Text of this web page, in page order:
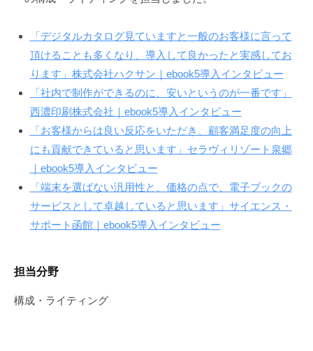
「デジタルカタログ見ていますと一般のお客様に言って
頂けることも多くなり、導入して良かったと実感してお
ります」株式会社ハクサン｜ebook5導入インタビュー
「社内で制作ができるのに、安いというのが一番です」
西濃印刷株式会社｜ebook5導入インタビュー
「お客様からは良い反応をいただき、顧客満足度の向上
にも貢献できていると思います」セラヴィリゾート泉郷
｜ebook5導入インタビュー
「端末を選ばない汎用性と、価格の点で、電子ブックの
サービスとして卓越していると思います」サイエンス・
サポート函館｜ebook5導入インタビュー
担当分野
構成・ライティング